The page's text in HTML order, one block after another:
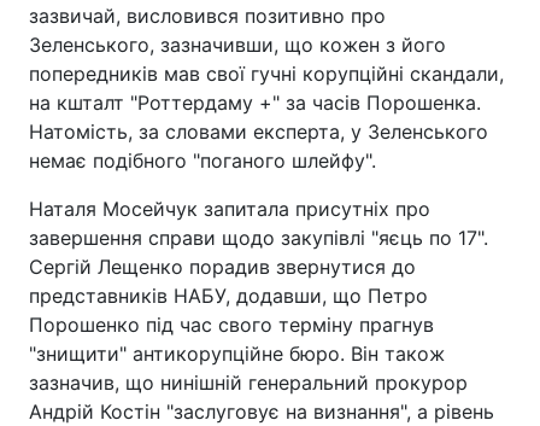
зазвичай, висловився позитивно про
Зеленського, зазначивши, що кожен з його
попередників мав свої гучні корупційні скандали,
на кшталт "Роттердаму +" за часів Порошенка.
Натомість, за словами експерта, у Зеленського
немає подібного "поганого шлейфу".
Наталя Мосейчук запитала присутніх про
завершення справи щодо закупівлі "яєць по 17".
Сергій Лещенко порадив звернутися до
представників НАБУ, додавши, що Петро
Порошенко під час свого терміну прагнув
"знищити" антикорупційне бюро. Він також
зазначив, що нинішній генеральний прокурор
Андрій Костін "заслуговує на визнання", а рівень